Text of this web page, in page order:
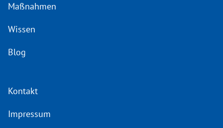
Maßnahmen
Wissen
Blog
Kontakt
Impressum